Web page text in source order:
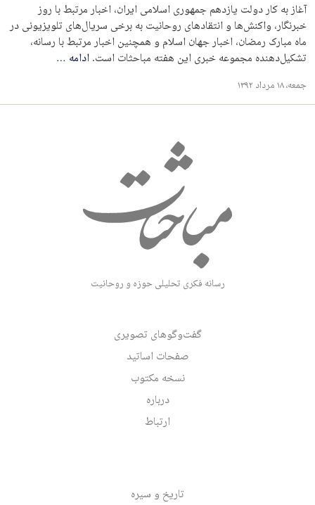
آغاز به کار دولت یازدهم جمهوری اسلامی ایران، اخبار مرتبط با روز
خبرنگار، واکنش‌ها و انتقادهای روحانیت به برخی سریال‌های تلویزیونی در
ماه مبارک رمضان، اخبار جهان اسلام و همچنین اخبار مرتبط با رسانه،
تشکیل‌دهنده مجموعه خبری این هفته مباحثات است.ادامه …
جمعه، ۱۸ مرداد ۱۳۹۲
رسانه فکری تحلیلی حوزه و روحانیت
گفت‌وگوهای تصویری
صفحات اساتید
نسخه مکتوب
درباره
ارتباط
تاریخ و سیره